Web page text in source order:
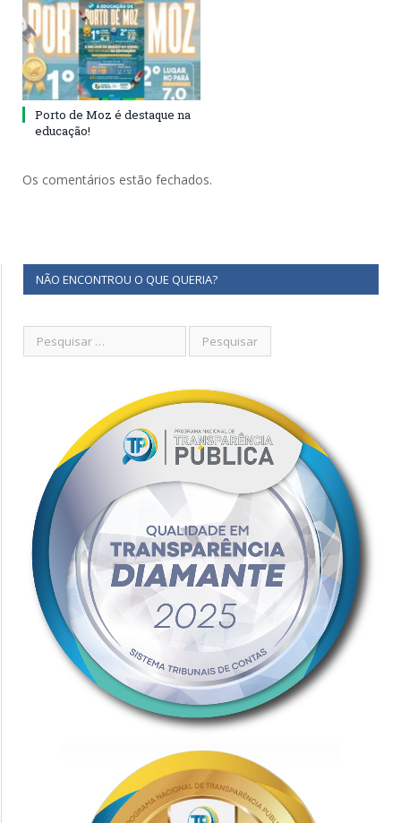
Porto de Moz é destaque na
educação!
Os comentários estão fechados.
NÃO ENCONTROU O QUE QUERIA?